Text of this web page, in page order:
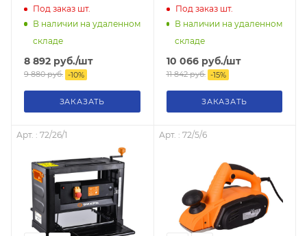
Под заказ шт.
В наличии на удаленном
складе
8 892 руб./шт
9 880руб. -10%
ЗАКАЗАТЬ
Под заказшт.
В наличии на удаленном
складе
10 066руб./шт
11 842руб. -15%
ЗАКАЗАТЬ
Арт. : 72/26/1 Арт. : 72/5/6